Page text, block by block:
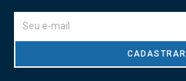
CADASTRAR